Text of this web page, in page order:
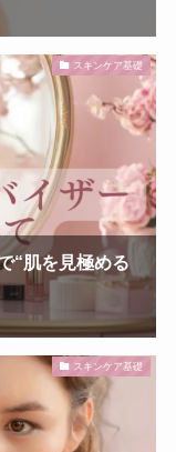
スキンケア基礎
“肌を見極める
スキンケア基礎